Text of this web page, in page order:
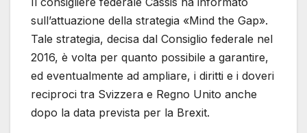
sull’attuazione della strategia «Mind the Gap».
Tale strategia, decisa dal Consiglio federale nel
2016, è volta per quanto possibile a garantire,
ed eventualmente ad ampliare, i diritti e i doveri
reciproci tra Svizzera e Regno Unito anche
dopo la data prevista per la Brexit.